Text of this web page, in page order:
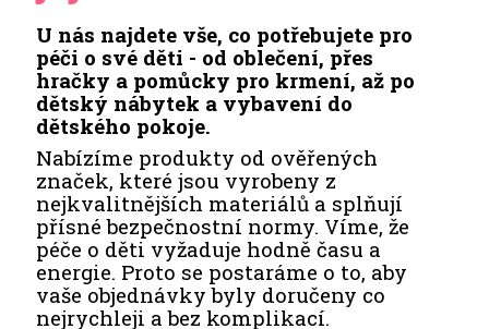
U nás najdete vše, co potřebujete pro
péči o své děti - od oblečení, přes
hračky a pomůcky pro krmení, až po
dětský nábytek a vybavení do
dětského pokoje.
Nabízíme produkty od ověřených
značek, které jsou vyrobeny z
nejkvalitnějších materiálů a splňují
přísné bezpečnostní normy. Víme, že
péče o děti vyžaduje hodně času a
energie. Proto se postaráme o to, aby
vaše objednávky byly doručeny co
nejrychleji a bez komplikací.